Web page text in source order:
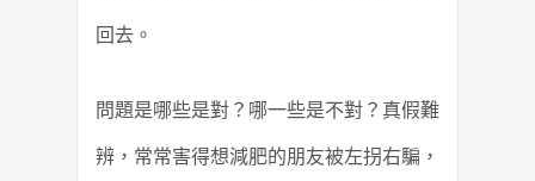
回去。
問題是哪些是對？哪一些是不對？真假難
辨，常常害得想減肥的朋友被左拐右騙，